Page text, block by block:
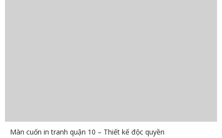
Màn cuốn in tranh quận 10 – Thiết kế độc quyền